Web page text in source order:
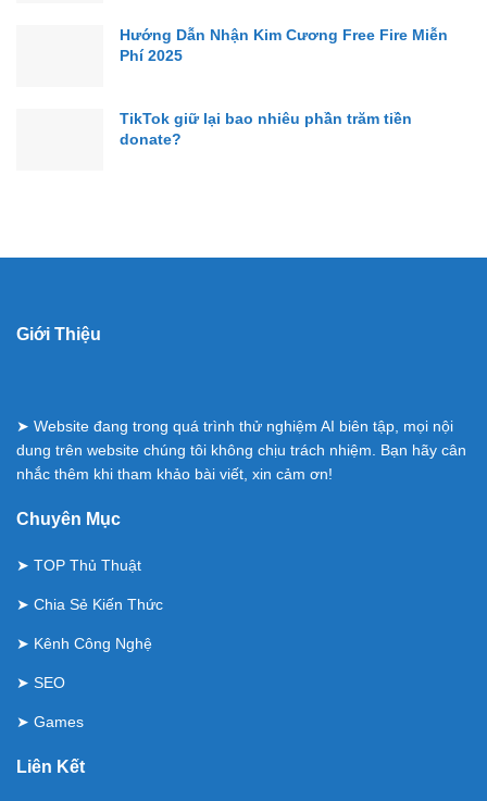
Hướng Dẫn Nhận Kim Cương Free Fire Miễn
Phí 2025
TikTok giữ lại bao nhiêu phần trăm tiền
donate?
Giới Thiệu
➤ Website đang trong quá trình thử nghiệm AI biên tập, mọi nội
dung trên website chúng tôi không chịu trách nhiệm. Bạn hãy cân
nhắc thêm khi tham khảo bài viết, xin cảm ơn!
Chuyên Mục
➤ TOP Thủ Thuật
➤ Chia Sẻ Kiến Thức
➤ Kênh Công Nghệ
➤ SEO
➤ Games
Liên Kết